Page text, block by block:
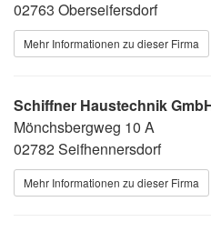
02763 Oberseifersdorf
Mehr Informationen zu dieser Firma
Schiffner Haustechnik
Mönchsbergweg 10 A
02782 Seifhennersdorf
Mehr Informationen zu dieser Firma